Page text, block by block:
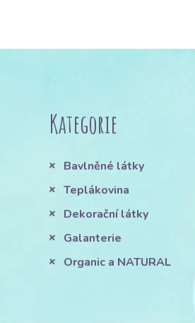
Kategorie
Bavlněné látky
Teplákovina
Dekorační látky
Galanterie
Organic a NATURAL